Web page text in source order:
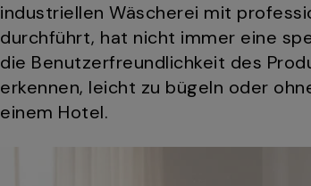
industriellen Wäscherei mit
durchführt, hat nicht immer eine
die Benutzerfreundlichkeit des
erkennen, leicht zu bügeln oder
einem Hotel.